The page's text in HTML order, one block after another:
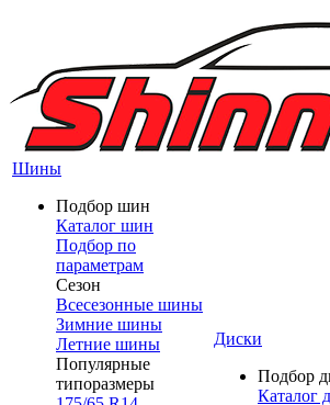
Шины
Подбор шин
Каталог шин
Подбор по
параметрам
Сезон
Всесезонные шины
Зимние шины
Летние шины
Популярные
типоразмеры
Диски
Подбор
Каталог